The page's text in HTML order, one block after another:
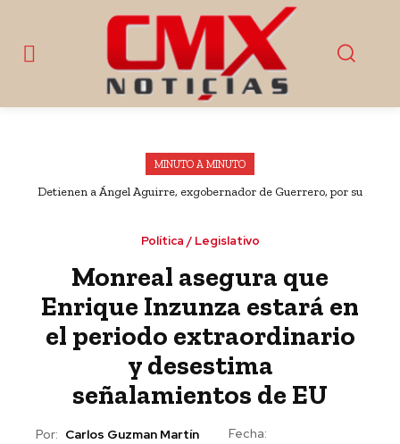
MINUTO A MINUTO
Detienen a Ángel Aguirre, exgobernador de Guerrero, por su
Política / Legislativo
Monreal asegura que
Enrique Inzunza estará en
el periodo extraordinario
y desestima
señalamientos de EU
Por: Carlos Guzman Martín
Fecha: